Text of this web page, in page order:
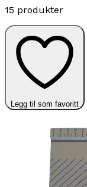
15 produkter
Legg til som favoritt